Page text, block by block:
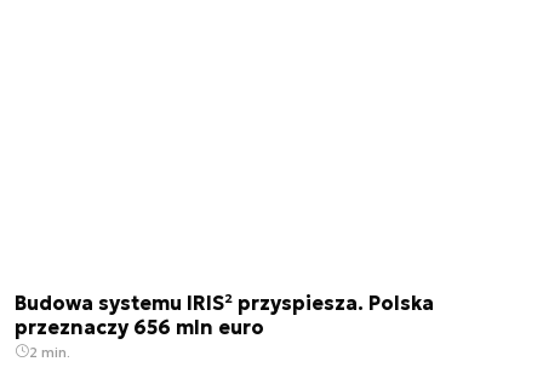
Budowa systemu IRIS² przyspiesza. Polska
przeznaczy 656 mln euro
2 min.